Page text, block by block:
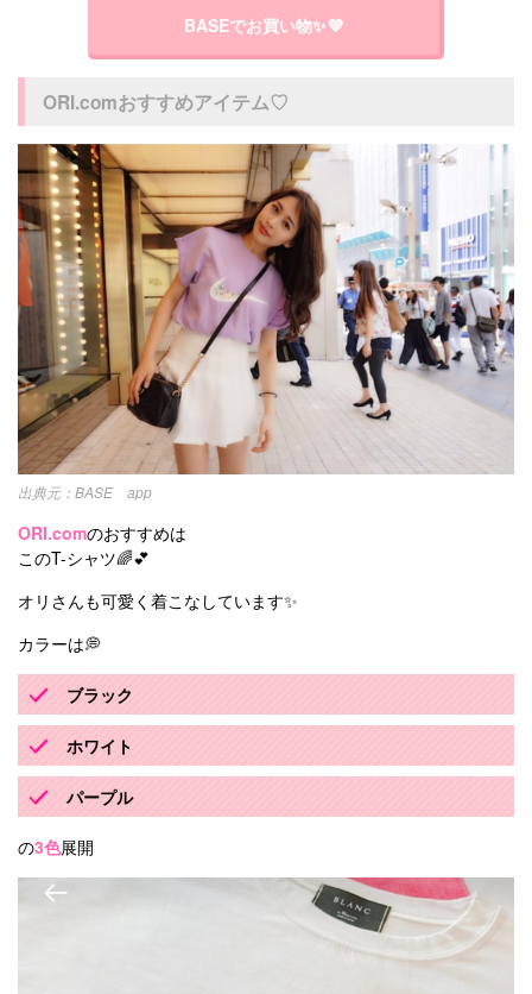
BASEでお買い物✨💜
ORI.comおすすめアイテム♡
BASE app
ORI.comのおすすめは
このT-シャツ🌈💕
オリさんも可愛く着こなしています✨
カラーは💭
ブラック
ホワイト
パープル
の3色展開